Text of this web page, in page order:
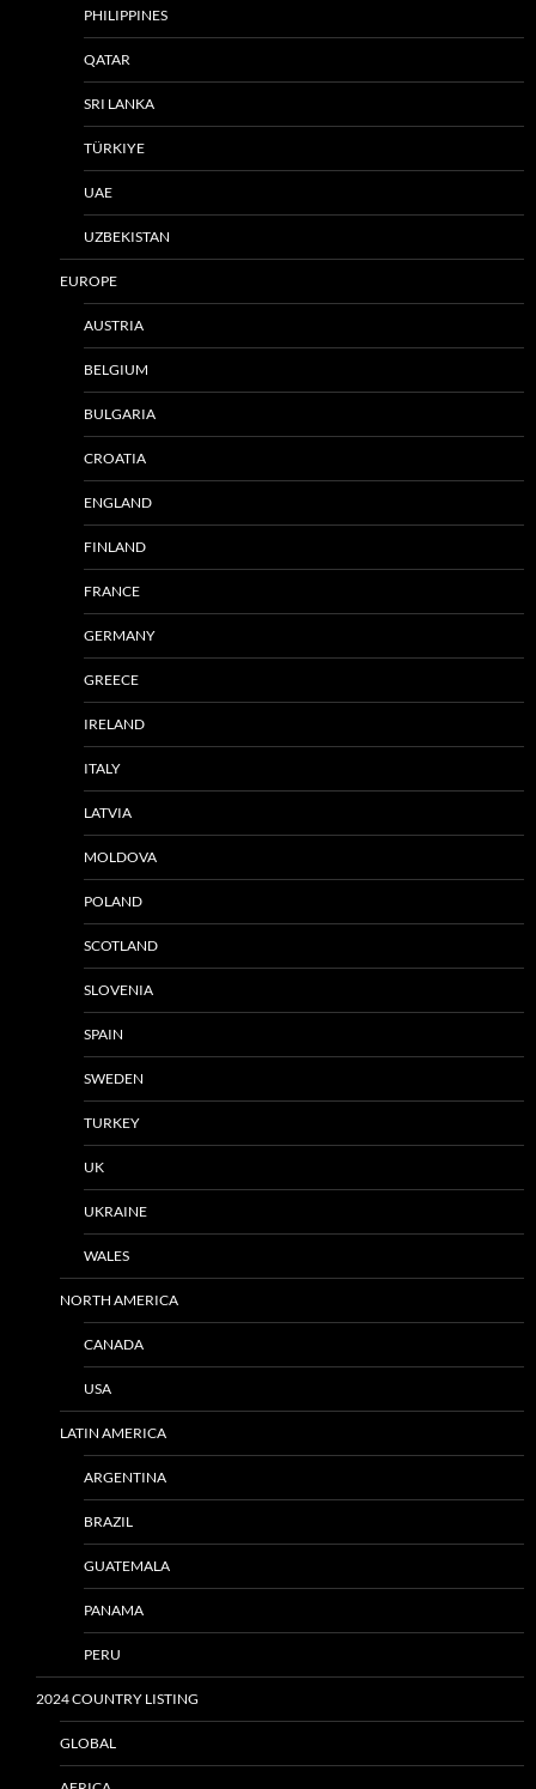
PHILIPPINES
QATAR
SRI LANKA
TÜRKIYE
UAE
UZBEKISTAN
EUROPE
AUSTRIA
BELGIUM
BULGARIA
CROATIA
ENGLAND
FINLAND
FRANCE
GERMANY
GREECE
IRELAND
ITALY
LATVIA
MOLDOVA
POLAND
SCOTLAND
SLOVENIA
SPAIN
SWEDEN
TURKEY
UK
UKRAINE
WALES
NORTH AMERICA
CANADA
USA
LATIN AMERICA
ARGENTINA
BRAZIL
GUATEMALA
PANAMA
PERU
2024 COUNTRY LISTING
GLOBAL